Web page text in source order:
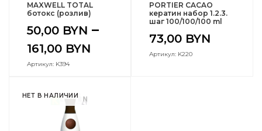
MAXWELL TOTAL
ботокс (розлив)
50,00 BYN –
161,00 BYN
Артикул: K394
PORTIER СACAO
кератин набор 1.2.3.
шаг 100/100/100 ml
73,00 BYN
Артикул: K220
НЕТ В НАЛИЧИИ